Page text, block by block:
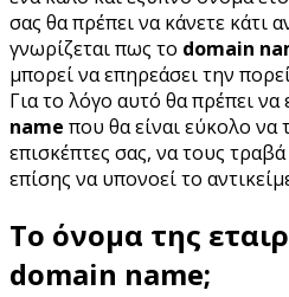
σας θα πρέπει να κάνετε κάτι
γνωρίζεται πως το domain
μπορεί να επηρεάσει την
Για το λόγο αυτό θα πρέπει να
name που θα είναι εύκολο να
επισκέπτες σας, να τους
επίσης να υπονοεί το
Το όνομα της
domain name;